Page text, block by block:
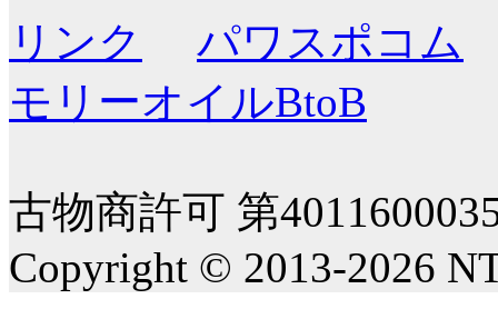
リンク
パワスポコム
モリーオイルBtoB
古物商許可 第
Copyright © 2013-2026